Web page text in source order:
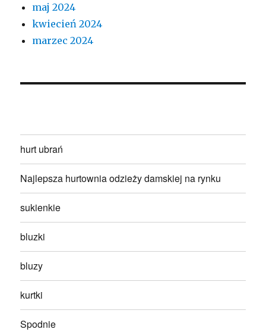
maj 2024
kwiecień 2024
marzec 2024
hurt ubrań
Najlepsza hurtownia odzieży damskiej na rynku
sukienkie
bluzki
bluzy
kurtki
Spodnie